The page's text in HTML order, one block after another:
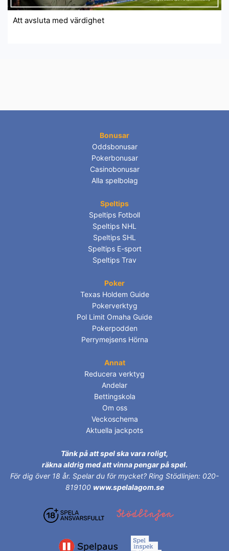
Att avsluta med värdighet
Bonusar
Oddsbonusar
Pokerbonusar
Casinobonusar
Alla spelbolag
Speltips
Speltips Fotboll
Speltips NHL
Speltips SHL
Speltips E-sport
Speltips Trav
Poker
Texas Holdem Guide
Pokerverktyg
Pol Limit Omaha Guide
Pokerpodden
Perrymejsens Hörna
Annat
Reducera verktyg
Andelar
Bettingskola
Om oss
Veckoschema
Aktuella jackpots
Tänk på att spel ska vara roligt,
räkna aldrig med att vinna pengar på spel.
För dig över 18 år. Spelar du för mycket? Ring Stödlinjen: 020-
819100 www.spelalagom.se